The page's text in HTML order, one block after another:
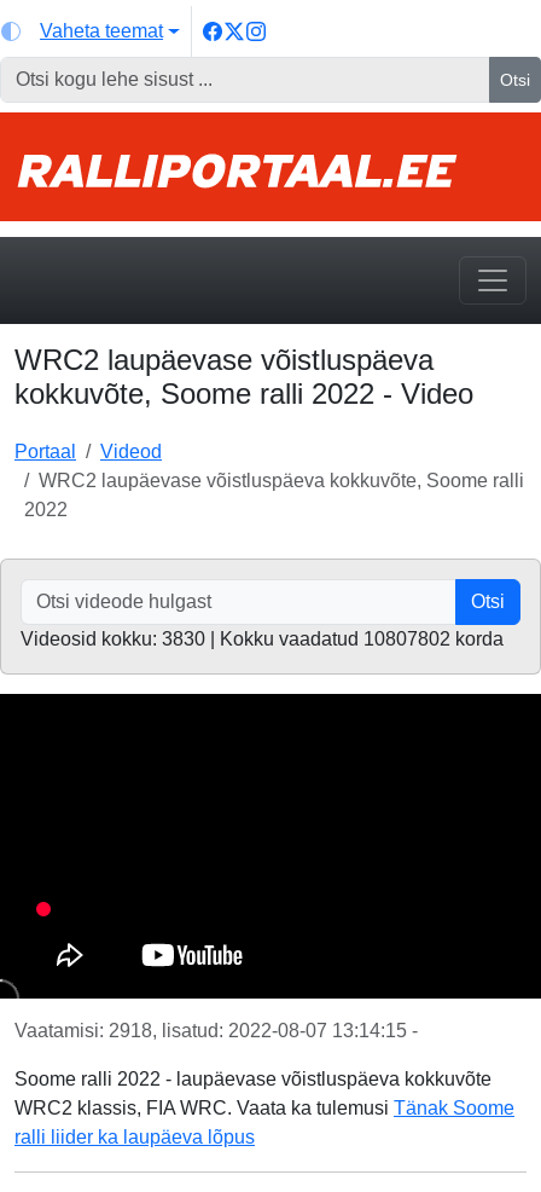
Vaheta teemat
Otsi
WRC2 laupäevase võistluspäeva
kokkuvõte, Soome ralli 2022 - Video
Portaal
Videod
WRC2 laupäevase võistluspäeva kokkuvõte, Soome ralli
2022
Otsi
Videosid kokku: 3830 | Kokku vaadatud 10807802 korda
Vaatamisi: 2918, lisatud: 2022-08-07 13:14:15 -
Soome ralli 2022 - laupäevase võistluspäeva kokkuvõte
WRC2 klassis, FIA WRC. Vaata ka tulemusi Tänak Soome
ralli liider ka laupäeva lõpus